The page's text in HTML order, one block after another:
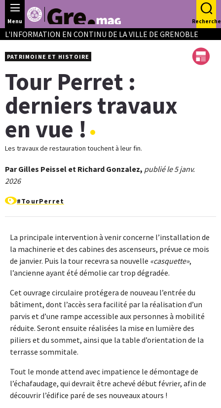
Panneau de gestion des cookies
Menu Recherche
L'INFORMATION EN CONTINU DE LA VILLE DE GRENOBLE
Tour Perret :
derniers travaux
en vue !
Les travaux de restauration touchent à leur fin.
PATRIMOINE ET HISTOIRE
Par Gilles Peissel et Richard Gonzalez, publié le 5 janv.
2026
#TourPerret
La principale intervention à venir concerne l’installation de
la machinerie et des cabines des ascenseurs, prévue ce mois
de janvier. Puis la tour recevra sa nouvelle casquette ,
l’ancienne ayant été démolie car trop dégradée.
Cet ouvrage circulaire protégera de nouveau l’entrée du
bâtiment, dont l’accès sera facilité par la réalisation d’un
parvis et d’une rampe accessible aux personnes à mobilité
réduite. Seront ensuite réalisées la mise en lumière des
piliers et du sommet, ainsi que la table d’orientation de la
terrasse sommitale.
Tout le monde attend avec impatience le démontage de
l’échafaudage, qui devrait être achevé début février, afin de
découvrir l’édifice paré de ses nouveaux atours !